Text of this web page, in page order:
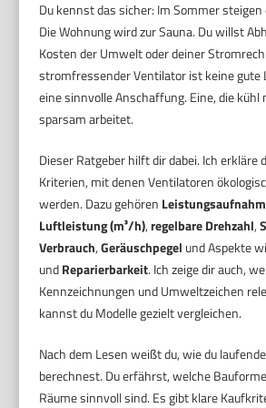
Du kennst das sicher: Im Sommer steigen
Die Wohnung wird zur Sauna. Du willst
Kosten der Umwelt oder deiner
stromfressender Ventilator ist keine gute
eine sinnvolle Anschaffung. Eine, die kühl
sparsam arbeitet.
Dieser Ratgeber hilft dir dabei. Ich erkläre
Kriterien, mit denen Ventilatoren
werden. Dazu gehören
Luftleistung (m³/h),regelbare Drehzahl,
Verbrauch,Geräuschpegel und Aspekte
undReparierbarkeit. Ich zeige dir auch,
Kennzeichnungen und Umweltzeichen
kannst du Modelle gezielt vergleichen.
Nach dem Lesen weißt du, wie du
berechnest. Du erfährst, welche
Räume sinnvoll sind. Es gibt klare